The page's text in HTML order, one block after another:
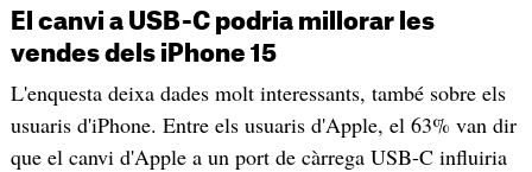
El canvi a USB-C podria millorar les
vendes dels iPhone 15
L'enquesta deixa dades molt interessants, també sobre els
usuaris d'iPhone. Entre els usuaris d'Apple, el 63% van dir
que el canvi d'Apple a un port de càrrega USB-C influiria